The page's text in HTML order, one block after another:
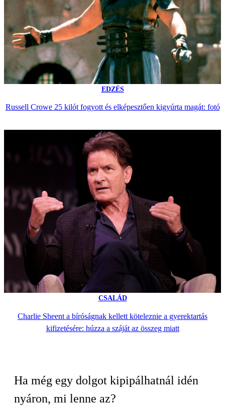
EDZÉS
Russell Crowe 25 kilót fogyott és elképesztően kigyúrta magát: fotó
CSALÁD
Charlie Sheent a bíróságnak kellett köteleznie a gyerektartás
kifizetésére: húzza a száját az összeg miatt
Ha még egy dolgot kipipálhatnál idén
nyáron, mi lenne az?